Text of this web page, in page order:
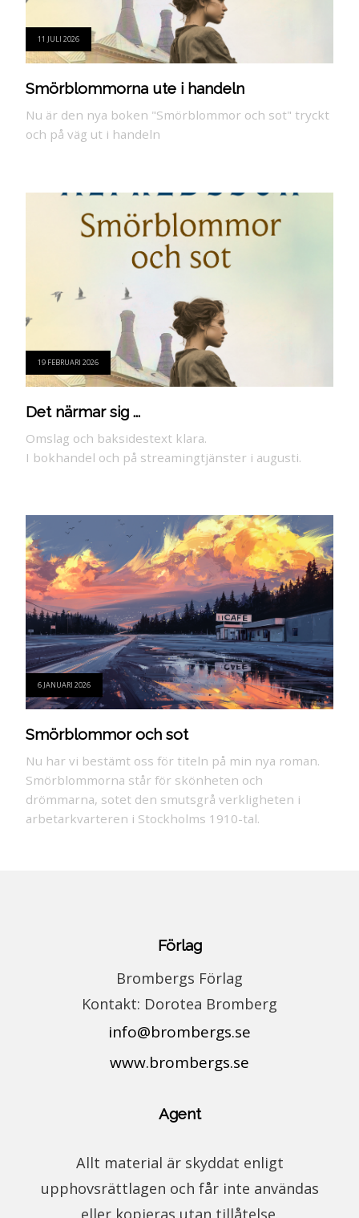
11 JULI 2026
Smörblommorna ute i handeln
Nu är den nya boken "Smörblommor och sot" tryckt
och på väg ut i handeln
19 FEBRUARI 2026
Det närmar sig ...
Omslag och baksidestext klara.
I bokhandel och på streamingtjänster i augusti.
6 JANUARI 2026
Smörblommor och sot
Nu har vi bestämt oss för titeln på min nya roman.
Smörblommorna står för skönheten och
drömmarna, sotet den smutsgrå verkligheten i
arbetarkvarteren i Stockholms 1910-tal.
Förlag
Brombergs Förlag
Kontakt: Dorotea Bromberg
info@brombergs.se
www.brombergs.se
Agent
Allt material är skyddat enligt
upphovsrättlagen och får inte användas